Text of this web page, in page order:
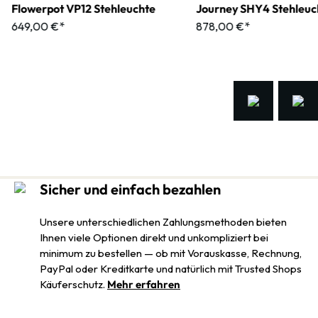
Flowerpot VP12 Stehleuchte
649,00 €*
Journey SHY4
878,00 €*
Sicher und einfach bezahlen
Unsere unterschiedlichen Zahlungsmethoden bieten
Ihnen viele Optionen direkt und unkompliziert bei
minimum zu bestellen — ob mit Vorauskasse, Rechnung,
PayPal oder Kreditkarte und natürlich mit Trusted Shops
Käuferschutz. Mehr erfahren